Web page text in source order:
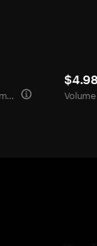
Classement du marché